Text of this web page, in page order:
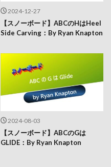
2024-12-27
【スノーボード】ABCのHはHeel
Side Carving：By Ryan Knapton
2024-08-03
【スノーボード】ABCのGは
GLIDE：By Ryan Knapton